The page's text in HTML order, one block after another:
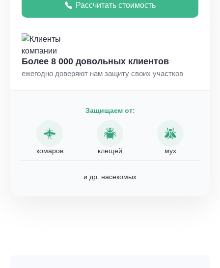
Рассчитать стоимость
Более 8 000 довольных клиентов
ежегодно доверяют нам защиту своих участков
Защищаем от:
комаров клещей мух
и др. насекомых